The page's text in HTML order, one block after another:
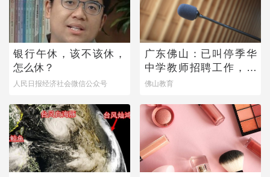
银行午休，该不该休，
怎么休？
人民日报经济社会微信公众号
广东佛山：已叫停季华
中学教师招聘工作，开
展全面核查
佛山教育